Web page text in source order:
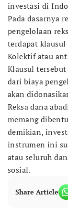
investasi di
Pada dasarnya
pengelolaan
terdapat klausul
Kolektif atau
Klausul
dari biaya
akan
Reksa dana
memang
demikian,
instrumen ini
atau seluruh
sosial.
Share Article